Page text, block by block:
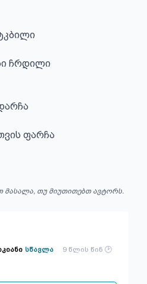
ჩრდილი
ფარჩა
მასალა, თუ მიუთითებთ ავტორს.
სწავლა 9 წლის წინ